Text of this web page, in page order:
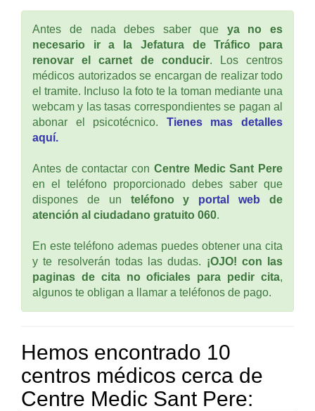
Antes de nada debes saber que ya no es
necesario ir a la Jefatura de Tráfico para
renovar el carnet de conducir. Los centros
médicos autorizados se encargan de realizar todo
el tramite. Incluso la foto te la toman mediante una
webcam y las tasas correspondientes se pagan al
abonar el psicotécnico. Tienes mas detalles
aquí.
Antes de contactar con Centre Medic Sant Pere
en el teléfono proporcionado debes saber que
dispones de un teléfono y portal web de
atención al ciudadano gratuito 060.
En este teléfono ademas puedes obtener una cita
y te resolverán todas las dudas. ¡OJO! con las
paginas de cita no oficiales para pedir cita,
algunos te obligan a llamar a teléfonos de pago.
Hemos encontrado 10
centros médicos cerca de
Centre Medic Sant Pere: